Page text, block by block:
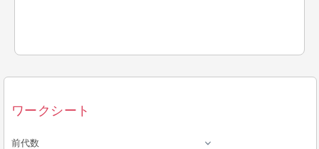
ワークシート
前代数